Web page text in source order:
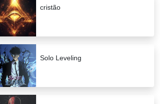
cristão
Solo Leveling